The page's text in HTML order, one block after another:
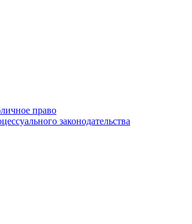
право
законодательства